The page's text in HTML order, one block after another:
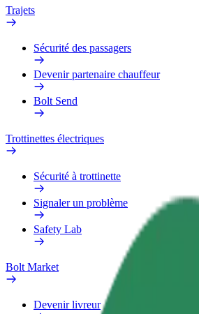
Trajets
Sécurité des passagers
Devenir partenaire chauffeur
Bolt Send
Trottinettes électriques
Sécurité à trottinette
Signaler un problème
Safety Lab
Bolt Market
Devenir livreur